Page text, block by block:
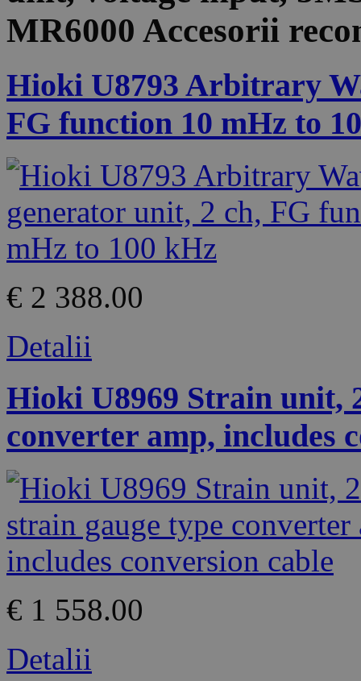
MR6000 Accesorii
Hioki U8793 Arbitrary
FG function 10 mHz to
€ 2 388.00
Detalii
Hioki U8969 Strain unit,
converter amp, includes
€ 1 558.00
Detalii